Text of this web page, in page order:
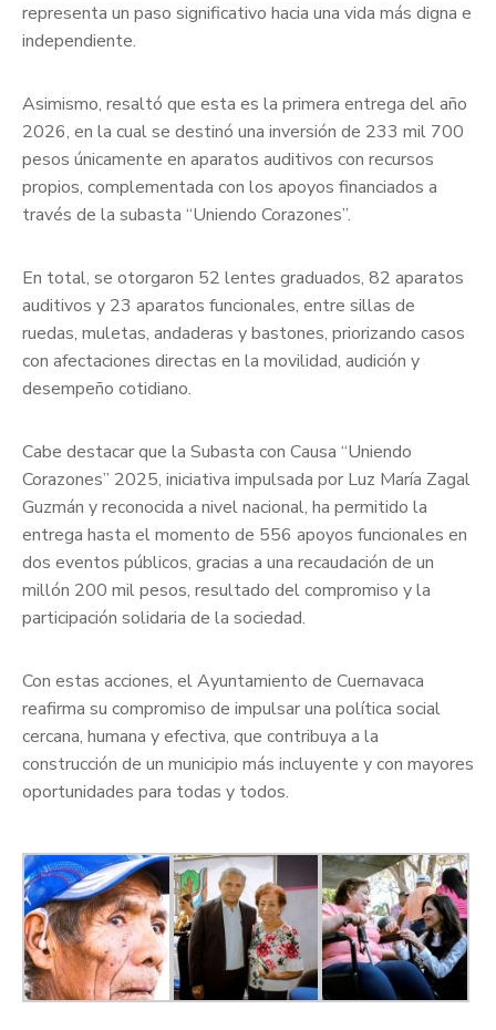
representa un paso significativo hacia una vida más digna e
independiente.
Asimismo, resaltó que esta es la primera entrega del año
2026, en la cual se destinó una inversión de 233 mil 700
pesos únicamente en aparatos auditivos con recursos
propios, complementada con los apoyos financiados a
través de la subasta “Uniendo Corazones”.
En total, se otorgaron 52 lentes graduados, 82 aparatos
auditivos y 23 aparatos funcionales, entre sillas de
ruedas, muletas, andaderas y bastones, priorizando casos
con afectaciones directas en la movilidad, audición y
desempeño cotidiano.
Cabe destacar que la Subasta con Causa “Uniendo
Corazones” 2025, iniciativa impulsada por Luz María Zagal
Guzmán y reconocida a nivel nacional, ha permitido la
entrega hasta el momento de 556 apoyos funcionales en
dos eventos públicos, gracias a una recaudación de un
millón 200 mil pesos, resultado del compromiso y la
participación solidaria de la sociedad.
Con estas acciones, el Ayuntamiento de Cuernavaca
reafirma su compromiso de impulsar una política social
cercana, humana y efectiva, que contribuya a la
construcción de un municipio más incluyente y con mayores
oportunidades para todas y todos.